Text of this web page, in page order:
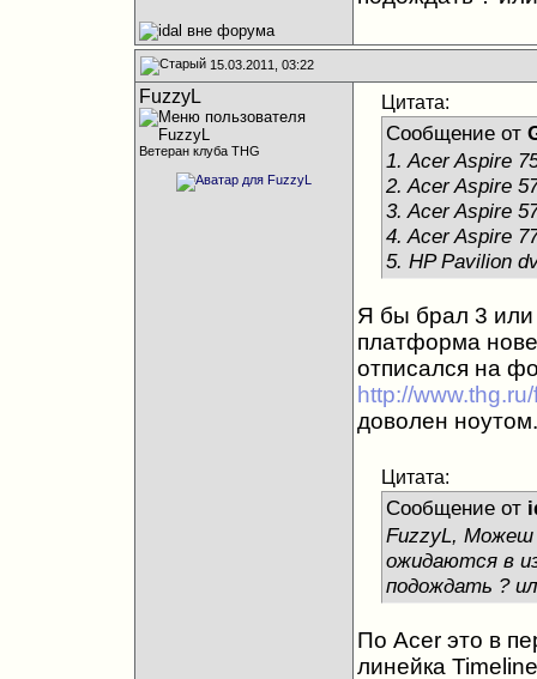
15.03.2011, 03:22
FuzzyL
Ветеран клуба THG
Цитата:
Сообщение от
1. Acer Aspire
2. Acer Aspire
3. Acer Aspire
4. Acer Aspire
5. HP Pavilion
Я бы брал 3 или
платформа
отписался на
http://
доволен ноутом.
Цитата:
Сообщение от
FuzzyL, Можеш
ожидаются в
подождать ?
По Acer это в
линейка